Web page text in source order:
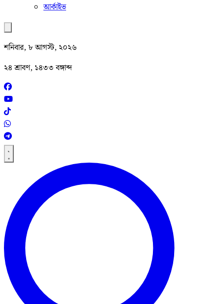
আর্কাইভ
শনিবার, ৮ আগস্ট, ২০২৬
২৪ শ্রাবণ, ১৪৩৩ বঙ্গাব্দ